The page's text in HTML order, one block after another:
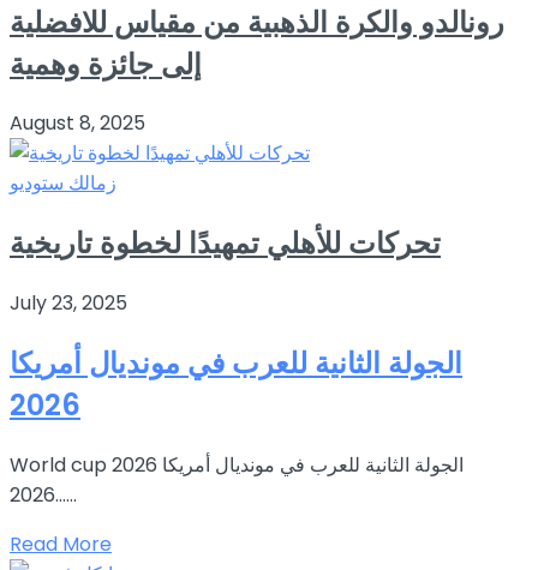
رونالدو والكرة الذهبية من مقياس للافضلية
إلى جائزة وهمية
August 8, 2025
زمالك ستوديو
تحركات للأهلي تمهيدًا لخطوة تاريخية
July 23, 2025
الجولة الثانية للعرب في مونديال أمريكا
2026
World cup 2026 الجولة الثانية للعرب في مونديال أمريكا
2026…...
Read More